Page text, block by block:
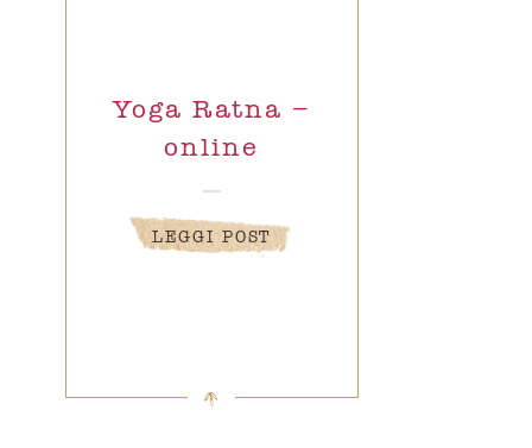
Yoga Ratna –
online
LEGGI POST